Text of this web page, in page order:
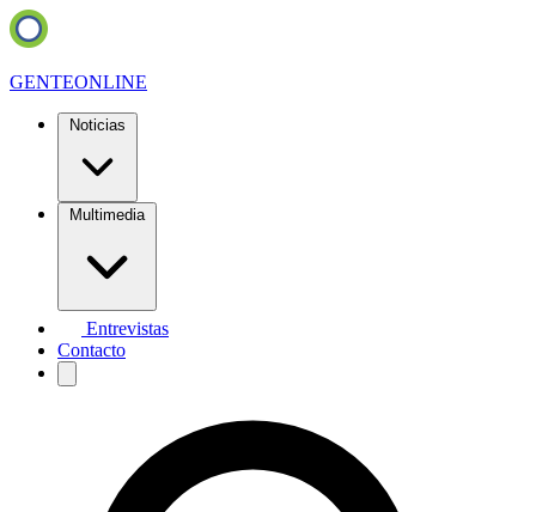
GENTEONLINE
Noticias
Multimedia
Entrevistas
Contacto